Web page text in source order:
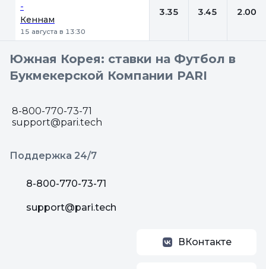
-
Кеннам
15 августа в 13:30
3.35 3.45 2.00
Южная Корея: ставки на Футбол в
Букмекерской Компании PARI
8-800-770-73-71
support@pari.tech
Поддержка 24/7
8-800-770-73-71
support@pari.tech
ВКонтакте